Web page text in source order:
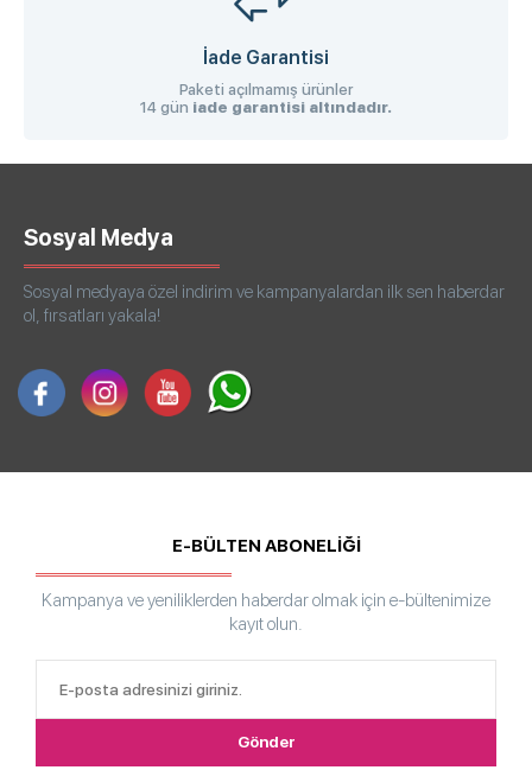
İade Garantisi
Paketi açılmamış ürünler
14 gün iade garantisi altındadır.
Sosyal Medya
Sosyal medyaya özel indirim ve kampanyalardan ilk sen haberdar
ol, fırsatları yakala!
E-BÜLTEN ABONELİĞİ
Kampanya ve yeniliklerden haberdar olmak için e-bültenimize
kayıt olun.